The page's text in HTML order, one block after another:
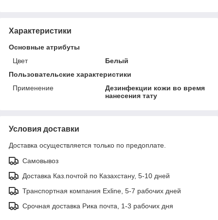
Характеристики
Основные атрибуты
Цвет
Белый
Пользовательские характеристики
Применение
Дезинфекции кожи во время
нанесения тату
Условия доставки
Доставка осуществляется только по предоплате.
Самовывоз
Доставка Каз.почтой по Казахстану, 5-10 дней
Транспортная компания Exline, 5-7 рабочих дней
Срочная доставка Рика почта, 1-3 рабочих дня